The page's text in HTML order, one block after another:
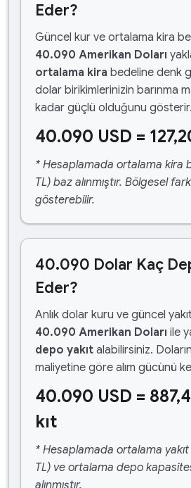
Eder?
Güncel kur ve ortalama kira
40.090 Amerikan Doları
ortalama kira bedeline denk
dolar birikimlerinizin barınma
kadar güçlü olduğunu gösterir.
40.090 USD =
* Hesaplamada ortalama kira
TL) baz alınmıştır. Bölgesel
gösterebilir.
40.090 Dolar Kaç
Eder?
Anlık dolar kuru ve güncel
40.090 Amerikan Doları ile
depo yakıt alabilirsiniz.
maliyetine göre alım gücünü
40.090 USD =
kıt
* Hesaplamada ortalama
TL) ve ortalama depo
alınmıştır.